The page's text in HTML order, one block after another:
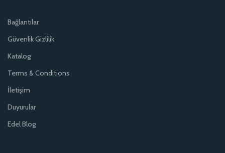
Bağlantılar
Güvenlik Gizlilik
Katalog
Terms & Conditions
İletişim
Duyurular
Edel Blog